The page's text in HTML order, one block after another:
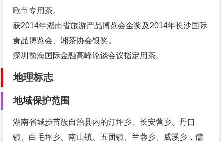
歌节专用茶。
获2014年湖南省旅游产品博览会金奖及2014年长沙国际
食品博览会、湘茶协会银奖。
深圳前海国际金融高峰论谈会议指定用茶。
地理标志
地域保护范围
湖南省城步苗族自治县内的汀坪乡、长安营乡、丹口
镇、白毛坪乡、南山镇、五团镇、兰蓉乡、威溪乡，儒